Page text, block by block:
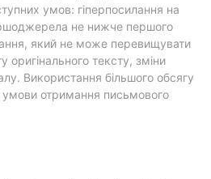
умов: гіперпосилання на
не нижче першого
який не може перевищувати
оригінального тексту, зміни
Використання більшого обсягу
отримання письмового